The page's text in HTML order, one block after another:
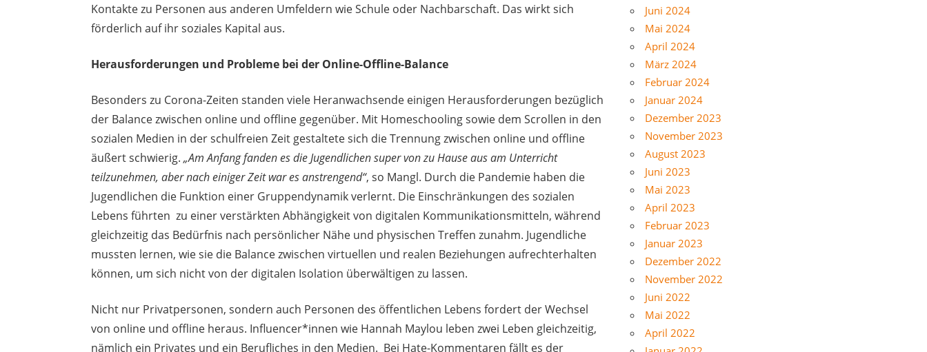
Kontakte zu Personen aus anderen Umfeldern wie Schule oder Nachbarschaft. Das wirkt sich
förderlich auf ihr soziales Kapital aus.
Herausforderungen und Probleme bei der Online-Offline-Balance
Besonders zu Corona-Zeiten standen viele Heranwachsende einigen Herausforderungen bezüglich
der Balance zwischen online und offline gegenüber. Mit Homeschooling sowie dem Scrollen in den
sozialen Medien in der schulfreien Zeit gestaltete sich die Trennung zwischen online und offline
äußert schwierig. „Am Anfang fanden es die Jugendlichen super von zu Hause aus am Unterricht
teilzunehmen, aber nach einiger Zeit war es anstrengend“, so Mangl. Durch die Pandemie haben die
Jugendlichen die Funktion einer Gruppendynamik verlernt. Die Einschränkungen des sozialen
Lebens führten zu einer verstärkten Abhängigkeit von digitalen Kommunikationsmitteln, während
gleichzeitig das Bedürfnis nach persönlicher Nähe und physischen Treffen zunahm. Jugendliche
mussten lernen, wie sie die Balance zwischen virtuellen und realen Beziehungen aufrechterhalten
können, um sich nicht von der digitalen Isolation überwältigen zu lassen.
Nicht nur Privatpersonen, sondern auch Personen des öffentlichen Lebens fordert der Wechsel
von online und offline heraus. Influencer*innen wie Hannah Maylou leben zwei Leben gleichzeitig,
nämlich ein Privates und ein Berufliches in den Medien. Bei Hate-Kommentaren fällt es der
Juni 2024
Mai 2024
April 2024
März 2024
Februar 2024
Januar 2024
Dezember 2023
November 2023
August 2023
Juni 2023
Mai 2023
April 2023
Februar 2023
Januar 2023
Dezember 2022
November 2022
Juni 2022
Mai 2022
April 2022